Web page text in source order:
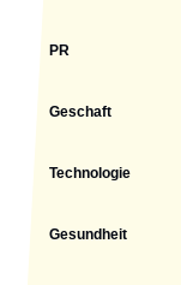
PR
Geschaft
Technologie
Gesundheit